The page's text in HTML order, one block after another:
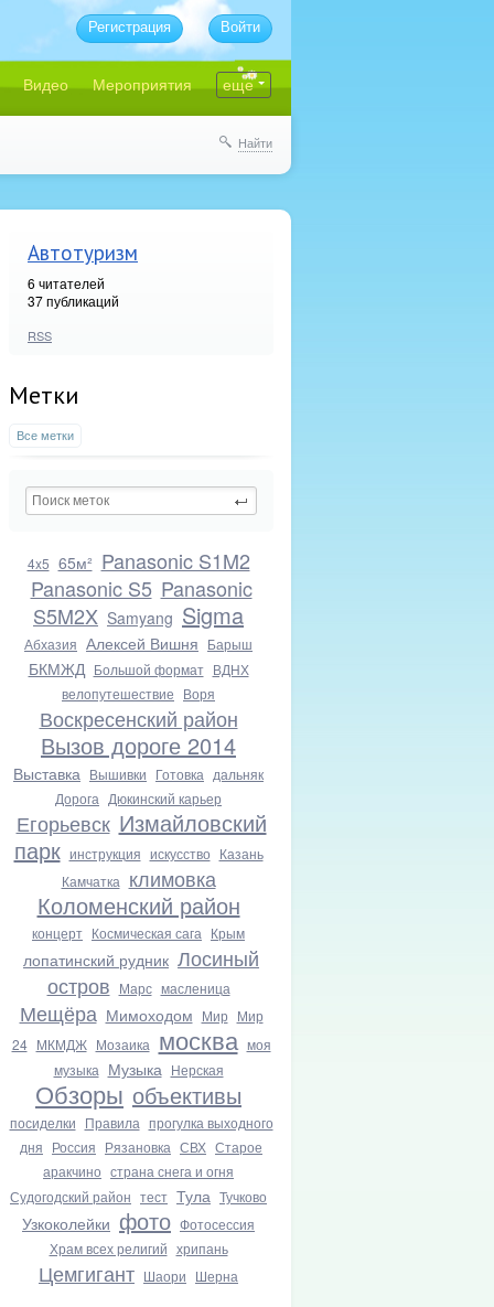
Видео Мероприятия еще
Регистрация Войти
Найти
Автотуризм
6 читателей
37 публикаций
RSS
Метки
Все метки
4x5 65м² Panasonic S1M2
Panasonic S5 Panasonic
S5M2X Samyang Sigma
Абхазия Алексей Вишня Барыш
БКМЖД Большой формат ВДНХ
велопутешествие Воря
Воскресенский район
Вызов дороге 2014
Выставка Вышивки Готовка дальняк
Дорога Дюкинский карьер
Егорьевск Измайловский
парк инструкция искусство Казань
Камчатка климовка
Коломенский район
концерт Космическая сага Крым
лопатинский рудник Лосиный
остров Марс масленица
Мещёра Мимоходом Мир Мир
24 МКМДЖ Мозаика москва моя
музыка Музыка Нерская
Обзоры объективы
посиделки Правила прогулка выходного
дня Россия Рязановка СВХ Старое
аракчино страна снега и огня
Судогодский район тест Тула Тучково
Узкоколейки фото Фотосессия
Храм всех религий хрипань
Цемгигант Шаори Шерна